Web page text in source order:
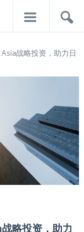
战略投资，助力日
略投资，助力